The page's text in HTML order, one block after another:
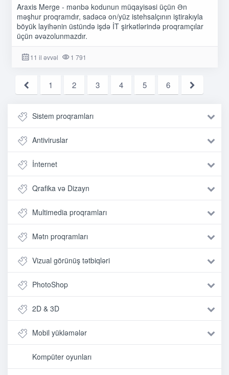
Araxis Merge - mənbə kodunun müqayisəsi üçün Ən
məşhur proqramdır, sadəcə on/yüz istehsalçının iştirakıyla
böyük layihənin üstündə işdə İT şirkətlərində proqramçılar
üçün əvəzolunmazdır.
11 il əvvəl 1 791
1 2 3 4 5 6
Sistem proqramları
Antiviruslar
İnternet
Qrafika və Dizayn
Multimedia proqramları
Mətn proqramları
Vizual görünüş tətbiqləri
PhotoShop
2D & 3D
Mobil yükləmələr
Kompüter oyunları